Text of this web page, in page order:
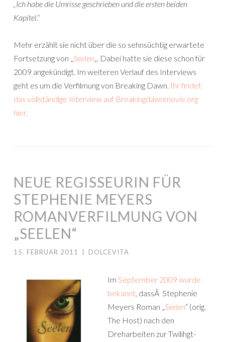
„Ich habe die Umrisse geschrieben und die ersten beiden
Kapitel.“
Mehr erzählt sie nicht über die so sehnsüchtig erwartete
Fortsetzung von „Seelen„. Dabei hatte sie diese schon für
2009 angekündigt. Im weiteren Verlauf des Interviews
geht es um die Verfilmung von Breaking Dawn. Ihr findet
das vollständige Interview auf Breakingdawnmovie.org
hier.
NEUE REGISSEURIN FÜR
STEPHENIE MEYERS
ROMANVERFILMUNG VON
„SEELEN“
15. FEBRUAR 2011 DOLCEVITA
Im September 2009 wurde
bekannt, dassÂ Stephenie
Meyers Roman „Seelen“ (orig.
The Host) nach den
Dreharbeiten zur Twilihgt-